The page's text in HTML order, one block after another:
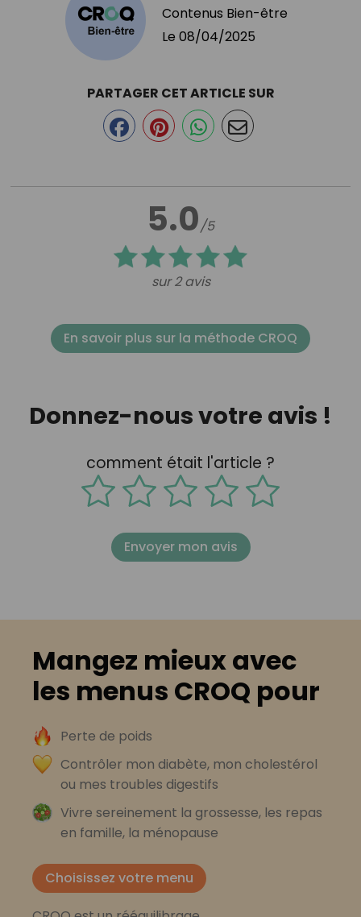
Contenus Bien-être
Le 08/04/2025
5.0/5
sur 2 avis
PARTAGER CET ARTICLE SUR
En savoir plus sur la méthode CROQ
Donnez-nous votre avis !
comment était l'article ?
Envoyer mon avis
Mangez mieux avec
les menus CROQ pour
Perte de poids
Contrôler mon diabète, mon cholestérol
ou mes troubles digestifs
Vivre sereinement la grossesse, les repas
en famille, la ménopause
Choisissez votre menu